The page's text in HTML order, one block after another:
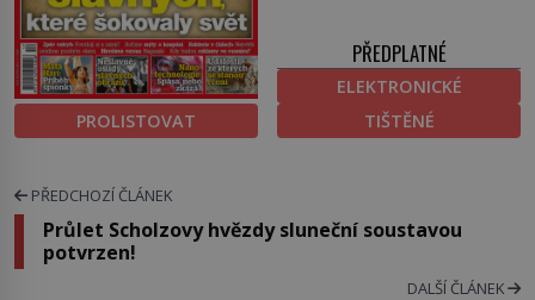
PROLISTOVAT
PŘEDPLATNÉ
ELEKTRONICKÉ
TIŠTĚNÉ
PŘEDCHOZÍ ČLÁNEK
Průlet Scholzovy hvězdy sluneční soustavou
potvrzen!
DALŠÍ ČLÁNEK